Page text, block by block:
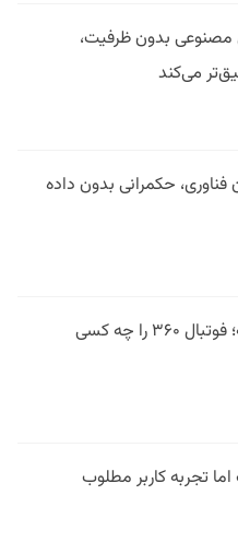
بدون ظرفیت،
می‌کند
حکمرانی بدون داده
فیلتر در وقت اضافه؛ فوتبال ۳۶۰ را چه کسی
تجربه کاربر مطلوب